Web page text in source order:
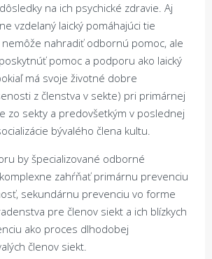
na ich psychické zdravie. Aj
vzdelaný laický pomáhajúci tie
nemôže nahradiť odbornú pomoc, ale
pomoc a podporu ako laický
má svoje životné dobre
z členstva v sekte) pri primárnej
zo sekty a predovšetkým v poslednej
bývalého člena kultu.
by špecializované odborné
zahŕňať primárnu prevenciu
sekundárnu prevenciu vo forme
pre členov siekt a ich blízkych
ako proces dlhodobej
členov siekt.